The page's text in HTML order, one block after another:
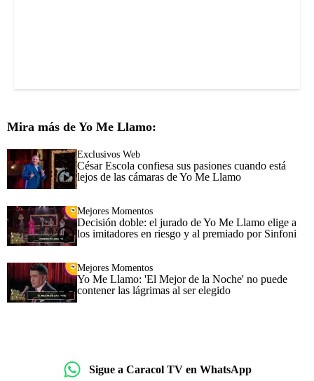
Mira más de Yo Me Llamo:
Exclusivos Web
César Escola confiesa sus pasiones cuando está
lejos de las cámaras de Yo Me Llamo
Mejores Momentos
Decisión doble: el jurado de Yo Me Llamo elige a
los imitadores en riesgo y al premiado por Sinfoni
Mejores Momentos
Yo Me Llamo: 'El Mejor de la Noche' no puede
contener las lágrimas al ser elegido
Sigue a Caracol TV en WhatsApp